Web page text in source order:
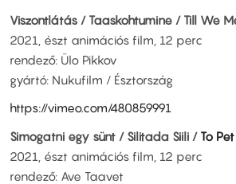
Viszontlátás / Taaskohtumine / Till We
2021, észt animációs film, 12 perc
rendező: Ülo Pikkov
gyártó: Nukufilm / Észtország
https://vimeo.com/480859991
Simogatni egy sünt / Silitada Siili / To
2021, észt animációs film, 12 perc
rendező: Ave Taavet